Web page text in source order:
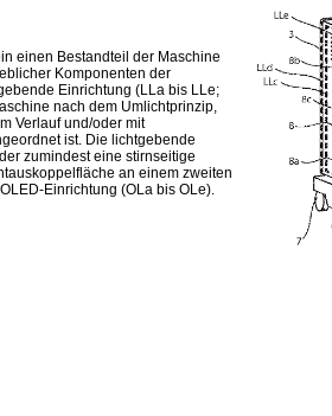
einen Bestandteil der Maschine
Komponenten der
Einrichtung (LLa bis LLe;
nach dem Umlichtprinzip,
Verlauf und/oder mit
ist. Die lichtgebende
zumindest eine stirnseitige
an einem zweiten
Einrichtung (OLa bis OLe).